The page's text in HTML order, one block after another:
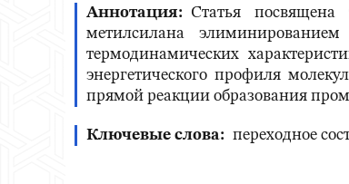
Аннотация
Статья посвящена
метилсилана
термодинамических
энергетического профиля
прямой реакции образования
Ключевые слова переходное